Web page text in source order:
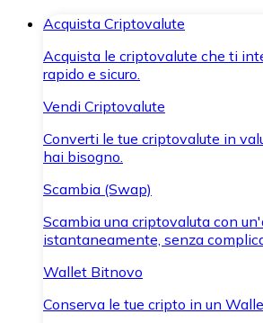
Acquista Criptovalute
Acquista le criptovalute che ti
rapido e sicuro.
Vendi Criptovalute
Converti le tue criptovalute in
hai bisogno.
Scambia (Swap)
Scambia una criptovaluta con
istantaneamente, senza
Wallet Bitnovo
Conserva le tue cripto in un